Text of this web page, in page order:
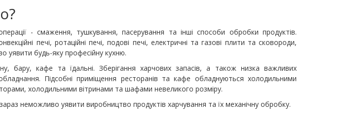
- смаження, тушкування, пасерування та інші способи обробки продуктів.
печі, ротаційні печі, подові печі, електричні та газові плити та сковороди,
уявити будь-яку професійну кухню.
бару, кафе та їдальні. Зберігання харчових запасів, а також низка важливих
Підсобні приміщення ресторанів та кафе обладнуються холодильними
холодильними вітринами та шафами невеликого розміру.
неможливо уявити виробництво продуктів харчування та їх механічну обробку.